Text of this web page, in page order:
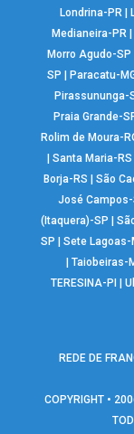
Londrina-PR|
Medianeira-PR
Morro Agudo-SP
SP
Paracatu-
Pirassununga-
Praia Grande-
Rolim de Moura-
|Santa Maria-RS
Borja-RS
|São
José Campos-
(Itaquera)-SP
|
SP
|Sete Lagoas-
Taiobeiras-
TERESINA-PI
|
REDE DE
COPYRIGHT •